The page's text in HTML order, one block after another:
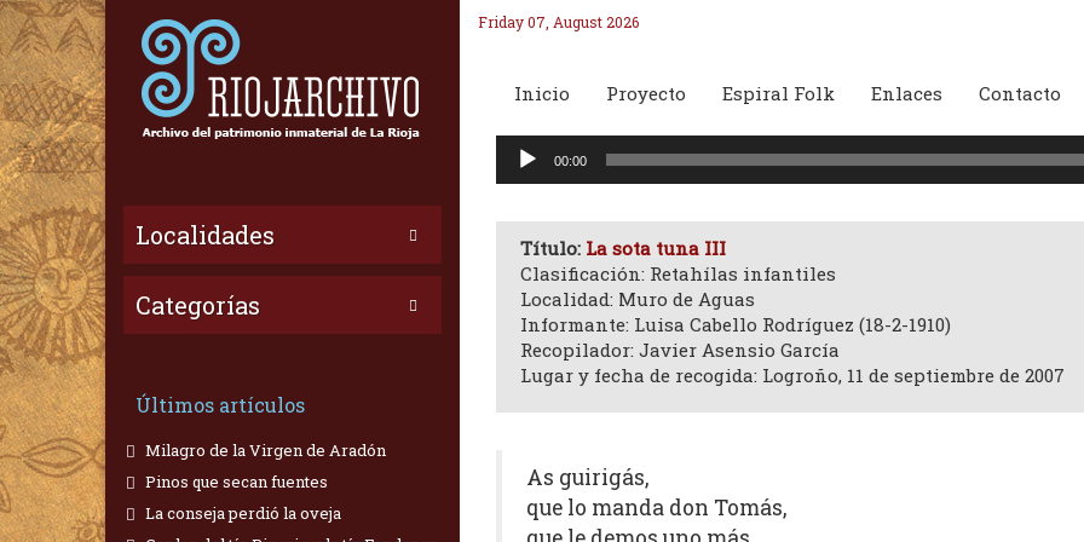
Localidades
Categorías
Últimos artículos
Milagro de la Virgen de Aradón
Pinos que secan fuentes
La conseja perdió la oveja
Friday 07, August 2026
Inicio Proyecto Espiral Folk Enlaces Contacto
Reproductor
00:00
Título: La sota tuna III
Clasificación: Retahílas infantiles
Localidad: Muro de Aguas
Informante: Luisa Cabello Rodríguez (18-2-1910)
Recopilador: Javier Asensio García
Lugar y fecha de recogida: Logroño, 11 de septiembre de 2007
As guirigás,
que lo manda don Tomás,